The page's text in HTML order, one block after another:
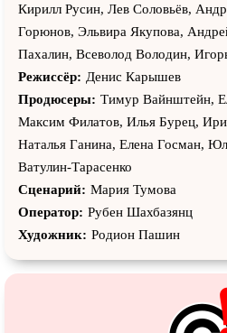
Кирилл Русин, Лев Соловьёв,
Горюнов, Эльвира Якупова,
Пахалин, Всеволод Володин,
Режиссёр: Денис Карышев
Продюсеры: Тимур Вайнштейн,
Максим Филатов, Илья Бурец,
Наталья Ганина, Елена Госман,
Ватулин-Тарасенко
Сценарий: Мария Тумова
Оператор: Рубен Шахбазянц
Художник: Родион Пашин